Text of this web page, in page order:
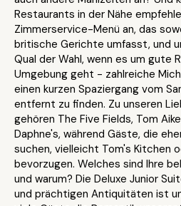
Restaurants in der Nähe
Zimmerservice-Menü an, das
britische Gerichte umfasst, und
Qual der Wahl, wenn es um gute
Umgebung geht - zahlreiche
einen kurzen Spaziergang vom
entfernt zu finden. Zu unseren
gehören The Five Fields, Tom
Daphne's, während Gäste, die
suchen, vielleicht Tom's Kitchen
bevorzugen. Welches sind Ihre
und warum? Die Deluxe Junior
und prächtigen Antiquitäten ist